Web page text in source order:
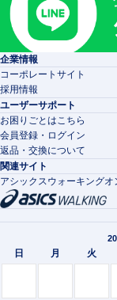
企業情報
コーポレートサイト
採用情報
ユーザーサポート
お困りごとはこちら
会員登録・ログイン
返品・交換について
関連サイト
アシックスウォーキングオ
日 月 火